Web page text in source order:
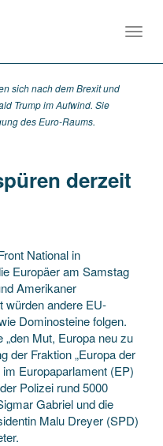
sich nach dem Brexit und
Trump im Aufwind. Sie
des Euro-Raums.
derzeit
National in
Europäer am Samstag
Amerikaner
würden andere EU-
Dominosteine folgen.
Mut, Europa neu zu
der Fraktion „Europa der
Europaparlament (EP)
Polizei rund 5000
Gabriel und die
Malu Dreyer (SPD)